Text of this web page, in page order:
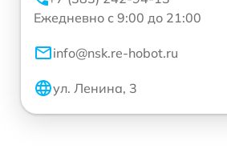
Ежедневно с 9:00 до 21:00
info@nsk.re-hobot.ru
ул. Ленина, 3